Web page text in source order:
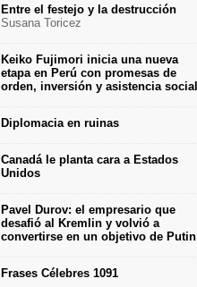
Entre el festejo y la destrucción
Susana Toricez
Keiko Fujimori inicia una nueva
etapa en Perú con promesas de
orden, inversión y asistencia social
Diplomacia en ruinas
Canadá le planta cara a Estados
Unidos
Pavel Durov: el empresario que
desafió al Kremlin y volvió a
convertirse en un objetivo de Putin
Frases Célebres 1091